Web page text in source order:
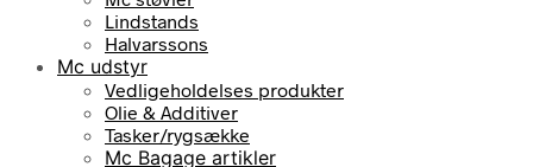
Lindstands
Halvarssons
Mc udstyr
Vedligeholdelses produkter
Olie & Additiver
Tasker/rygsække
Mc Bagage artikler